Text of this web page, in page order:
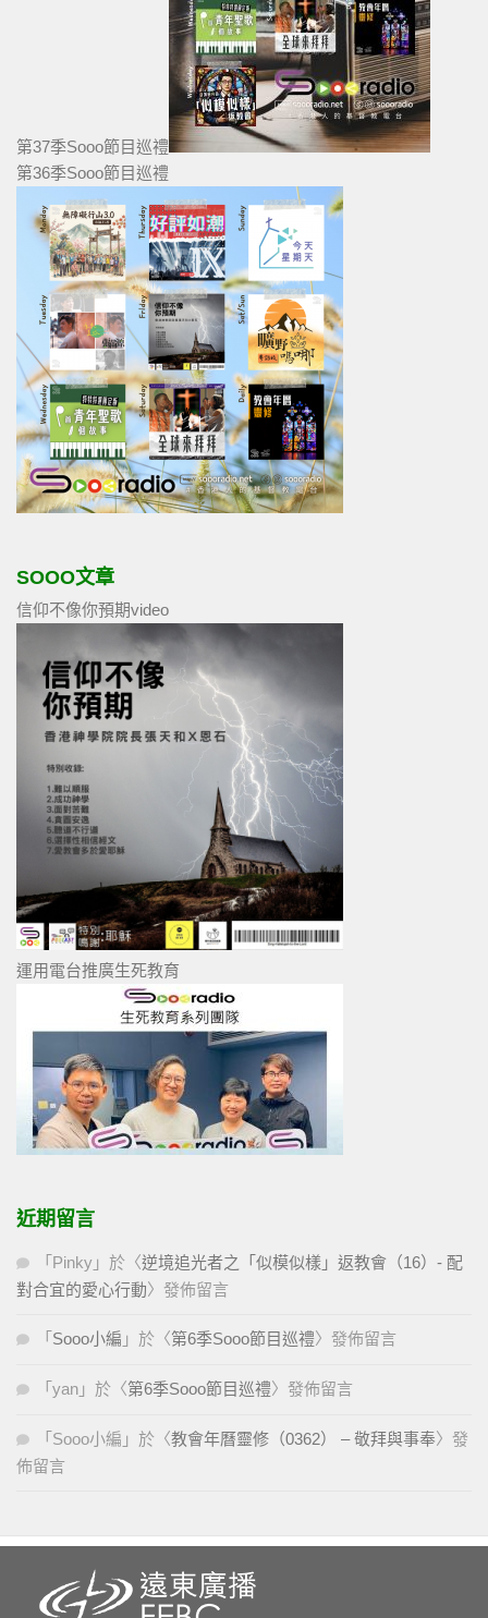
第37季Sooo節目巡禮
第36季Sooo節目巡禮
SOOO文章
信仰不像你預期video
運用電台推廣生死教育
近期留言
「 Pinky 」於〈逆境追光者之「似模似樣」返教會（16）- 配
對合宜的愛心行動〉發佈留言
「 Sooo小編 」於〈第6季Sooo節目巡禮〉發佈留言
「 yan 」於〈第6季Sooo節目巡禮〉發佈留言
「 Sooo小編 」於〈教會年曆靈修（0362） – 敬拜與事奉〉發
佈留言